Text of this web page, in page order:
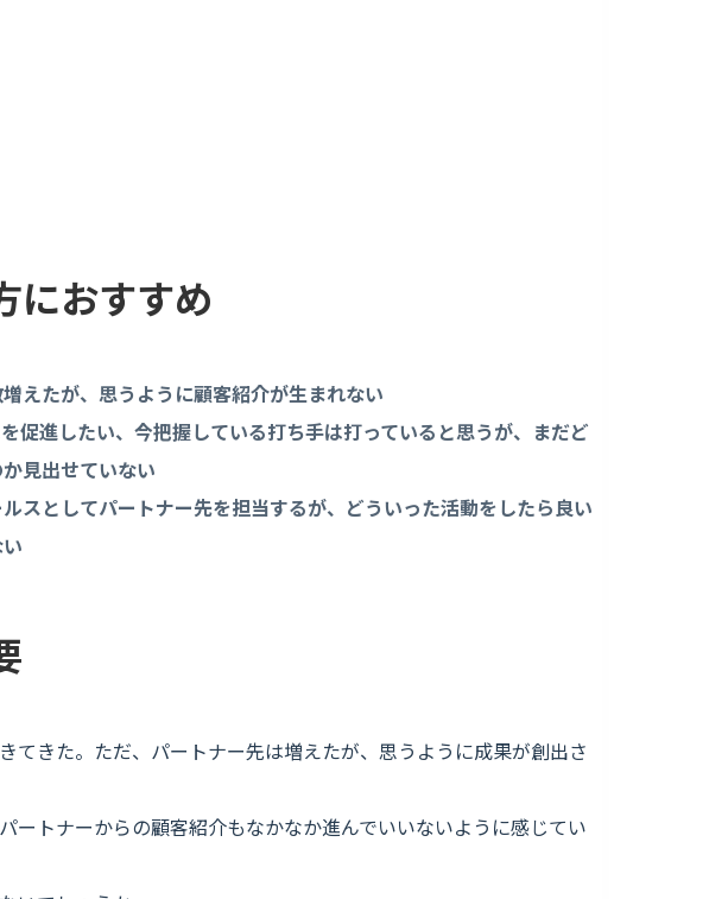
におすすめ
えたが、思うように顧客紹介が生まれない
促進したい、今把握している打ち手は打っていると思うが、まだど
見出せていない
スとしてパートナー先を担当するが、どういった活動をしたら良い
てきた。ただ、パートナー先は増えたが、思うように成果が創出さ
ートナーからの顧客紹介もなかなか進んでいいないように感じてい